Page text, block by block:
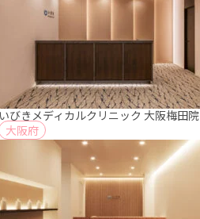
いびきメディカルクリニック 大阪梅田院
大阪府